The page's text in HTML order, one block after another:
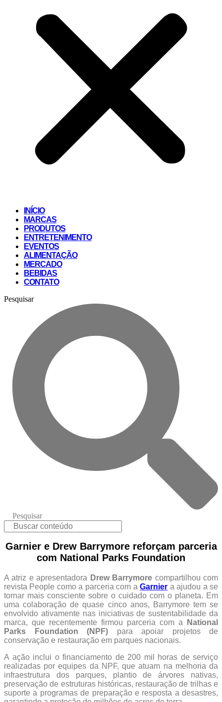
INÍCIO
MARCAS
PRODUTOS
ENTRETENIMENTO
EVENTOS
ALIMENTAÇÃO
MERCADO
BEBIDAS
CONTATO
Pesquisar
Pesquisar
Garnier e Drew Barrymore reforçam parceria
com National Parks Foundation
A atriz e apresentadora Drew Barrymore compartilhou com
revista People como a parceria com aGarnier a ajudou a se
tornar mais consciente sobre o cuidado com o planeta. Em
uma colaboração de quase cinco anos, Barrymore tem se
envolvido ativamente nas iniciativas de sustentabilidade da
marca, que recentemente firmou parceria com a
National
Parks Foundation (NPF) para apoiar projetos de
conservação e restauração em parques nacionais.
A ação inclui o financiamento de 200 mil horas de serviço
realizadas por equipes da NPF, que atuam na melhoria da
infraestrutura dos parques, plantio de árvores nativas,
preservação de estruturas históricas, restauração de trilhas e
suporte a programas de preparação e resposta a desastres,